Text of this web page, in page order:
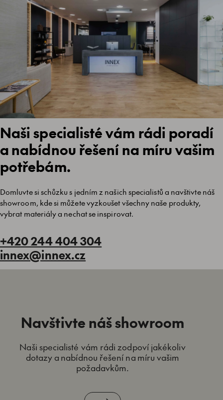
Naši specialisté vám rádi poradí
a nabídnou řešení na míru vašim
potřebám.
Domluvte si schůzku s jedním z našich specialistů a navštivte náš
showroom, kde si můžete vyzkoušet všechny naše produkty,
vybrat materiály a nechat se inspirovat.
+420 244 404 304
innex@innex.cz
Navštivte náš showroom
Naši specialisté vám rádi zodpoví jakékoliv
dotazy a nabídnou řešení na míru vašim
požadavkům.